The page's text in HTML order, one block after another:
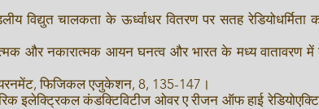
चालकता के ऊर्ध्वाधर वितरण पर सतह रेडियोधर्मिता
और नकारात्मक आयन घनत्व और भारत के मध्य वातावरण में
फिजिकल एजुकेशन, 8, 135-147।
इलेक्ट्रिकल कंडक्टिविटीज ओवर ए रीजन ऑफ हाई